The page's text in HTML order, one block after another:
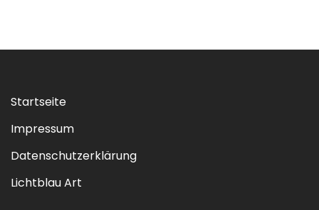
Startseite
Impressum
Datenschutzerklärung
Lichtblau Art